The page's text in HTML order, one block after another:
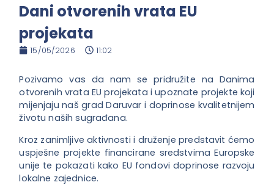
Dani otvorenih vrata EU
projekata
15/05/2026 11:02
Pozivamo vas da nam se pridružite na Danima
otvorenih vrata EU projekata i upoznate projekte koji
mijenjaju naš grad Daruvar i doprinose kvalitetnijem
životu naših sugrađana.
Kroz zanimljive aktivnosti i druženje predstavit ćemo
uspješne projekte financirane sredstvima Europske
unije te pokazati kako EU fondovi doprinose razvoju
lokalne zajednice.